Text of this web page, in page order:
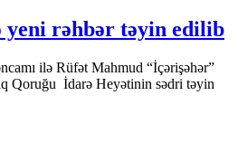
yeni rəhbər təyin edilib
ilə Rüfət Mahmud “İçərişəhər”
Qoruğu İdarə Heyətinin sədri təyin